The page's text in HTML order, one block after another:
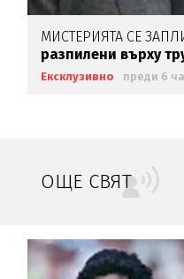
МИСТЕРИЯТА СЕ
разпилени върху
Загатото
Ексклузивно преди 6
ОЩЕ СВЯТ